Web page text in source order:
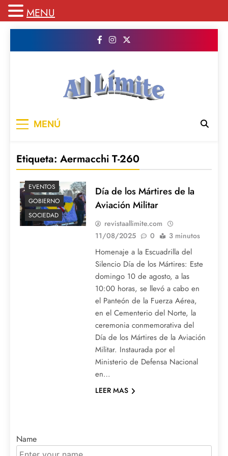
publicamos todo el contenido e informacion
MENÚ
Etiqueta: Aermacchi T-260
EVENTOS
GOBIERNO
SOCIEDAD
Día de los Mártires de la
Aviación Militar
revistaallimite.com
11/08/2025
0 3 minutos
Homenaje a la Escuadrilla del
Silencio Día de los Mártires: Este
domingo 10 de agosto, a las
10:00 horas, se llevó a cabo en
el Panteón de la Fuerza Aérea,
en el Cementerio del Norte, la
ceremonia conmemorativa del
Día de los Mártires de la Aviación
Militar. Instaurada por el
Ministerio de Defensa Nacional
en…
LEER MAS
Name
MENU